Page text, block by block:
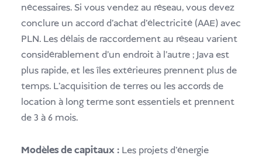
nécessaires. Si vous vendez au réseau, vous devez
conclure un accord d'achat d'électricité (AAE) avec
PLN. Les délais de raccordement au réseau varient
considérablement d'un endroit à l'autre ; Java est
plus rapide, et les îles extérieures prennent plus de
temps. L'acquisition de terres ou les accords de
location à long terme sont essentiels et prennent
de 3 à 6 mois.
Modèles de capitaux : Les projets d'énergie